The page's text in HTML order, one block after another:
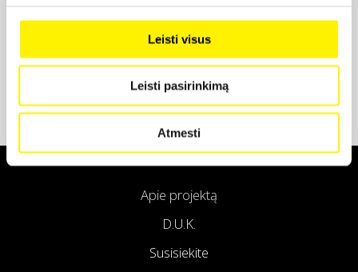
Leisti visus
Leisti pasirinkimą
Atmesti
Apie projektą
D.U.K.
Susisiekite